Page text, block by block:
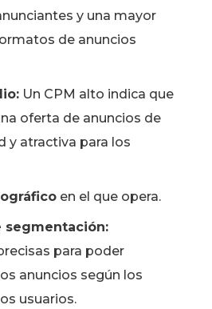
y una mayor
de anuncios
Un CPM alto indica que
oferta de anuncios de
y atractiva para los
en el que opera.
segmentación:
para poder
anuncios según los
usuarios.